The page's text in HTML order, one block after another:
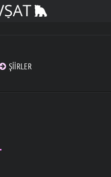
ŞIIRLER